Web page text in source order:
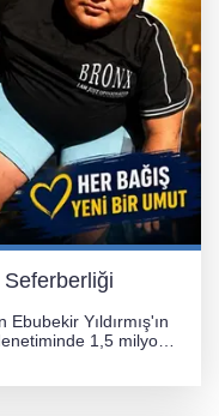
Yıldırmış'ın
1,5 milyon